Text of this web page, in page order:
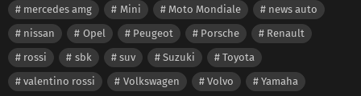
mercedes amg
Mini Moto Mondiale
news auto
nissan
Opel Peugeot Porsche
Renault
rossi
sbk suv Suzuki
Toyota
valentino rossi
Volkswagen Volvo Yamaha